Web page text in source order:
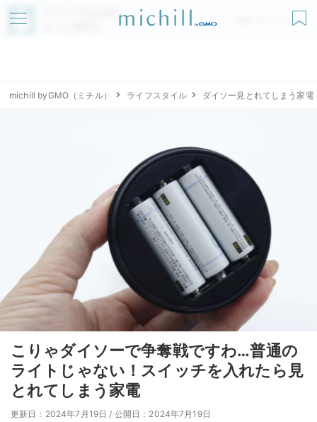
アプリでmichillが
無料ダウンロード
michill byGMO（ミチル） ライフスタイル ダイソー見とれてしまう家電
こりゃダイソーで争奪戦ですわ…普通の
ライトじゃない！スイッチを入れたら見
とれてしまう家電
更新日：2024年7月19日 / 公開日：2024年7月19日